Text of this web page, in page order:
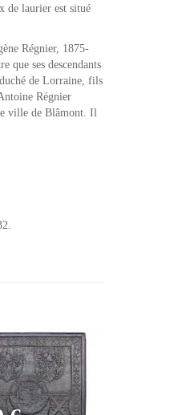
de laurier est situé
Régnier, 1875-
que ses descendants
de Lorraine, fils
Régnier
ville de Blâmont. Il